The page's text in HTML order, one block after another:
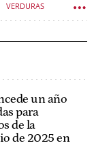
VERDURAS
un año
para
de la
de 2025 en